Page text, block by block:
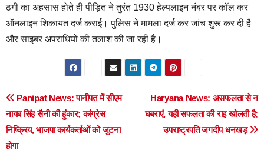
ठगी का अहसास होते ही पीड़ित ने तुरंत 1930 हेल्पलाइन नंबर पर कॉल कर
ऑनलाइन शिकायत दर्ज कराई। पुलिस ने मामला दर्ज कर जांच शुरू कर दी है
और साइबर अपराधियों की तलाश की जा रही है।
Post
navigation
Haryana News: असफलता से न
घबराएं, यही सफलता की राह खोलती है;
उपराष्ट्रपति जगदीप धनखड़
Panipat News: पानीपत में सीएम
नायब सिंह सैनी की हुंकार; कांग्रेस
निष्क्रिय, भाजपा कार्यकर्ताओं को जुटना
होगा